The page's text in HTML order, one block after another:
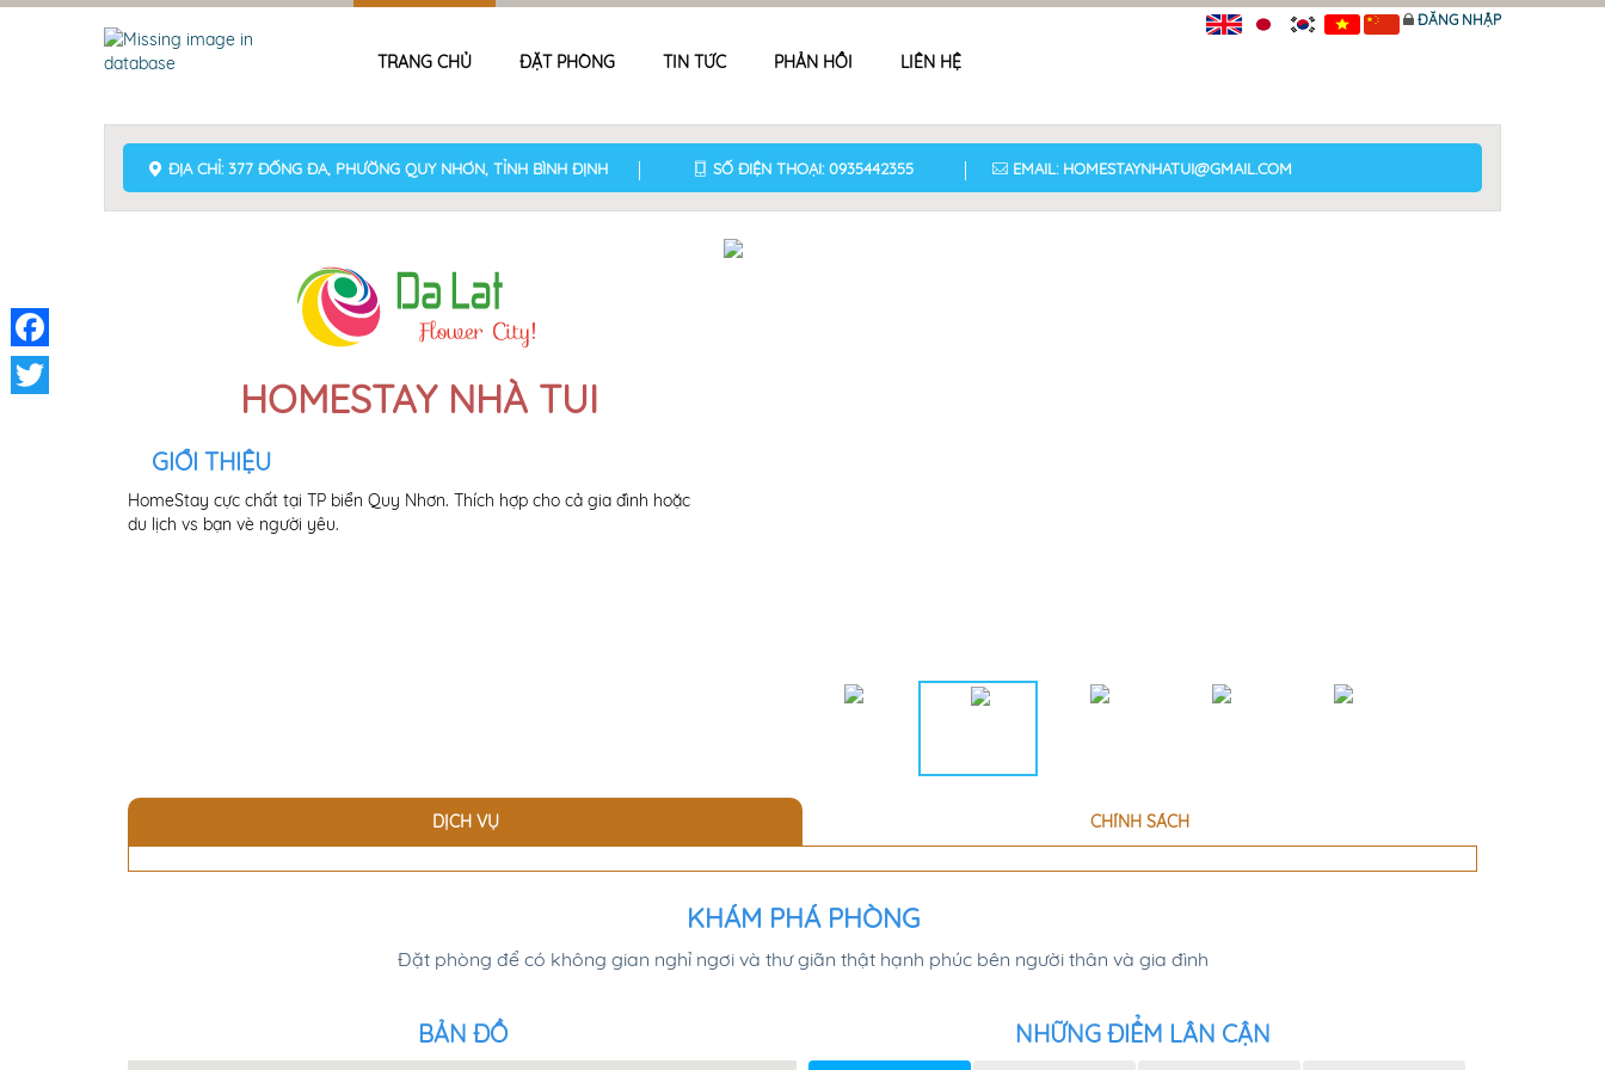
TRANG CHỦ ĐẶT PHÒNG TIN TỨC PHẢN HỒI LIÊN HỆ
ĐĂNG NHẬP
ĐỊA CHỈ: 377 ĐỐNG ĐA, PHƯỜNG QUY NHƠN, TỈNH BÌNH ĐỊNH SỐ ĐIỆN THOẠI: 0935442355 EMAIL: HOMESTAYNHATUI@GMAIL.COM
HOMESTAY NHÀ TUI
GIỚI THIỆU
HomeStay cực chất tại TP biển Quy Nhơn. Thích hợp cho cả gia đình hoặc
du lịch vs bạn vè người yêu.
DỊCH VỤ CHÍNH SÁCH
KHÁM PHÁ PHÒNG
Đặt phòng để có không gian nghỉ ngơi và thư giãn thật hạnh phúc bên người thân và gia đình
BẢN ĐỒ NHỮNG ĐIỂM LÂN CẬN
Facebook